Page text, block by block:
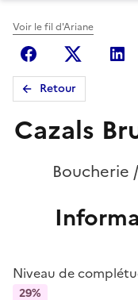
Voir le fil d'Ariane
FacebookX
Retour
Cazals
Boucherie
Niveau de
29%